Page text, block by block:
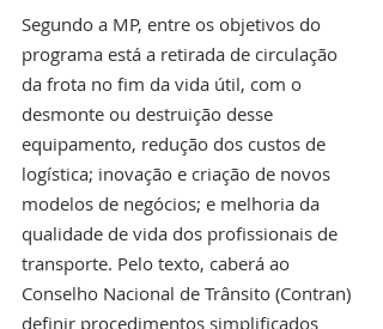
Segundo a MP, entre os objetivos do
programa está a retirada de circulação
da frota no fim da vida útil, com o
desmonte ou destruição desse
equipamento, redução dos custos de
logística; inovação e criação de novos
modelos de negócios; e melhoria da
qualidade de vida dos profissionais de
transporte. Pelo texto, caberá ao
Conselho Nacional de Trânsito (Contran)
definir procedimentos simplificados